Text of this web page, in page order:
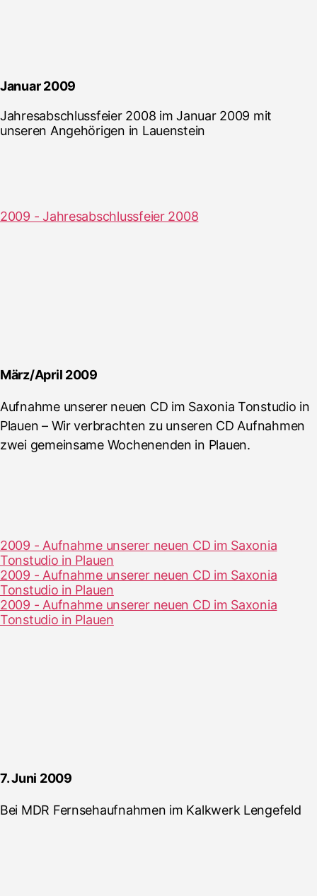
Januar 2009
Jahresabschlussfeier 2008 im Januar 2009 mit
unseren Angehörigen in Lauenstein
2009 - Jahresabschlussfeier 2008
März/April 2009
Aufnahme unserer neuen CD im Saxonia Tonstudio in
Plauen – Wir verbrachten zu unseren CD Aufnahmen
zwei gemeinsame Wochenenden in Plauen.
2009 - Aufnahme unserer neuen CD im Saxonia
Tonstudio in Plauen
2009 - Aufnahme unserer neuen CD im Saxonia
Tonstudio in Plauen
2009 - Aufnahme unserer neuen CD im Saxonia
Tonstudio in Plauen
7. Juni 2009
Bei MDR Fernsehaufnahmen im Kalkwerk Lengefeld